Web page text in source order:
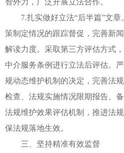
智外力，广泛开展立法合作。
7.扎实做好立法“后半篇”文
策制定情况的跟踪督促，完善新
解读力度。采取第三方评估方式
中介服务条例进行立法后评估。
规动态维护机制的决定，完善法
检查、法规实施情况限期报告、
法规维护效果评估机制，推进法
保法规落地生效。
三、坚持精准有效监督